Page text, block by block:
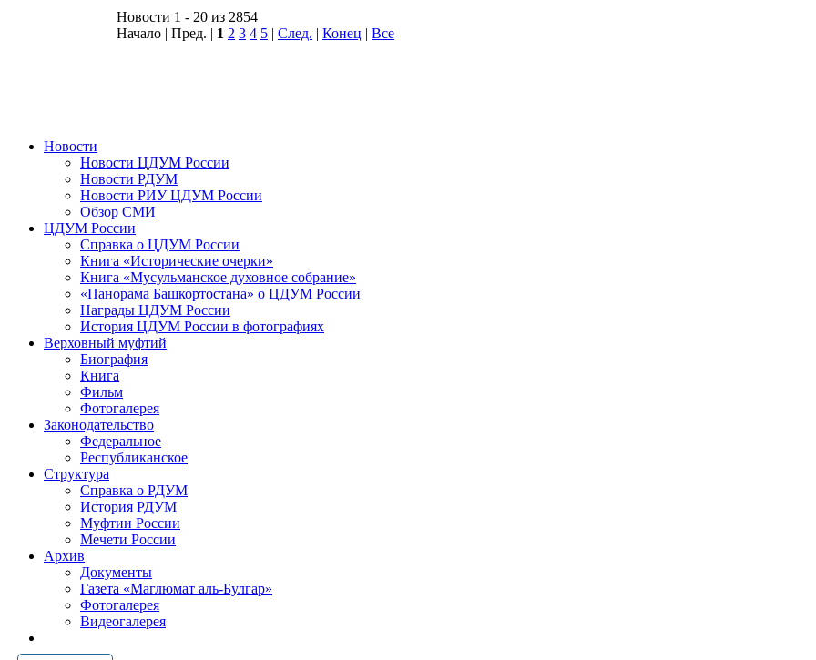
Новости 1 - 20 из 2854
Начало | Пред. | 1 2 3 4 5 | След. | Конец | Все
Новости
Новости ЦДУМ России
Новости РДУМ
Новости РИУ ЦДУМ России
Обзор СМИ
ЦДУМ России
Справка о ЦДУМ России
Книга «Исторические очерки»
Книга «Мусульманское духовное собрание»
«Панорама Башкортостана» о ЦДУМ России
Награды ЦДУМ России
История ЦДУМ России в фотографиях
Верховный муфтий
Биография
Книга
Фильм
Фотогалерея
Законодательство
Федеральное
Республиканское
Структура
Справка о РДУМ
История РДУМ
Муфтии России
Мечети России
Архив
Документы
Газета «Маглюмат аль-Булгар»
Фотогалерея
Видеогалерея